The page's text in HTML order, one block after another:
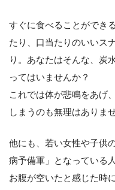
すぐに食べることができ
たり、口当たりのいいス
り。あなたはそんな、炭
ってはいませんか？
これでは体が悲鳴をあげ
しまうのも無理はありませ
他にも、若い女性や子供
病予備軍」となっている
お腹が空いたと感じた時